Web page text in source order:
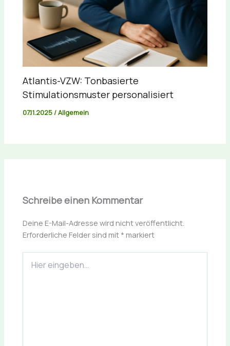
Atlantis-VZW: Tonbasierte
Stimulationsmuster personalisiert
07.11.2025/Allgemein
Schreibe einen Kommentar
Deine E-Mail-Adresse wird nicht veröffentlicht.
Erforderliche Felder sind mit * markiert
eingeben…